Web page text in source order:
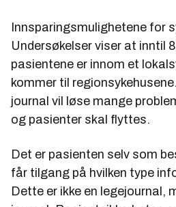
Innsparingsmulighetene for
Undersøkelser viser at inntil
pasientene er innom et
kommer til
journal vil løse mange
og pasienter skal flyttes.
Det er pasienten selv som
får tilgang på hvilken type
Dette er ikke en legejournal,